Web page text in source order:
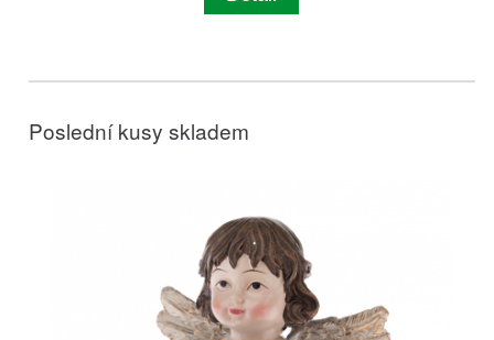
Poslední kusy skladem